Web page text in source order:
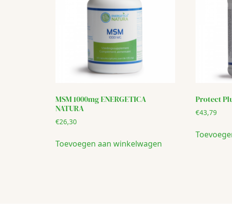
MSM 1000mg ENERGETICA
NATURA
€26,30
Toevoegen aan winkelwagen
Protect
€43,79